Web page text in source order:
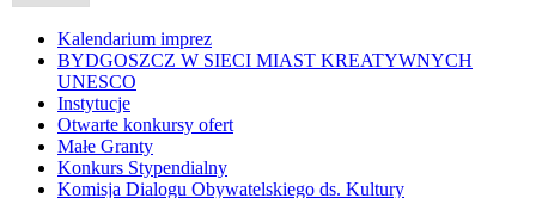
Kalendarium imprez
BYDGOSZCZ W SIECI MIAST KREATYWNYCH
UNESCO
Instytucje
Otwarte konkursy ofert
Małe Granty
Konkurs Stypendialny
Komisja Dialogu Obywatelskiego ds. Kultury